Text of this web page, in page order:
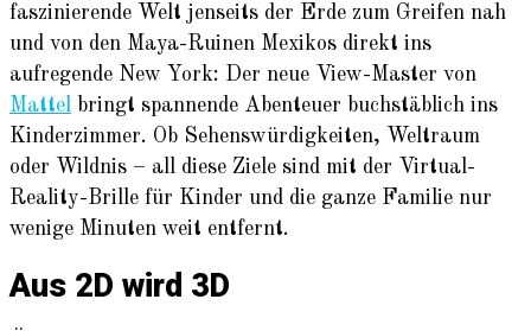
faszinierende Welt jenseits der Erde zum Greifen nah
und von den Maya-Ruinen Mexikos direkt ins
aufregende New York: Der neue View-Master von
Mattel
bringt spannende Abenteuer buchstäblich ins
Kinderzimmer. Ob Sehenswürdigkeiten, Weltraum
oder Wildnis – all diese Ziele sind mit der Virtual-
Reality-Brille für Kinder und die ganze Familie nur
wenige Minuten weit entfernt.
Aus 2D wird 3D